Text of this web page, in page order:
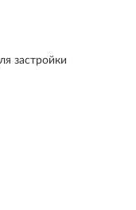
застройки